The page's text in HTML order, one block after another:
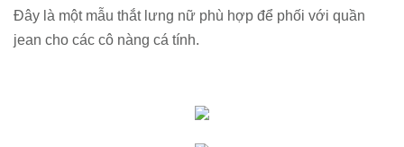
Đây là một mẫu thắt lưng nữ phù hợp để phối với quần
jean cho các cô nàng cá tính.